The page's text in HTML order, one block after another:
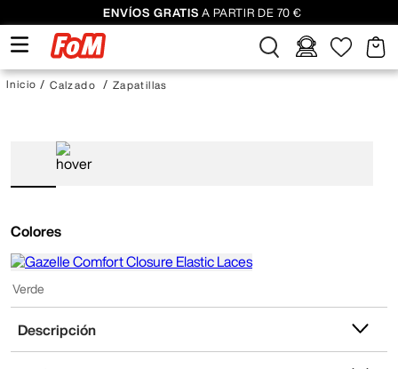
ENVÍOS GRATIS A PARTIR DE 70 €
Calzado Zapatillas
Colores
Verde
Descripción